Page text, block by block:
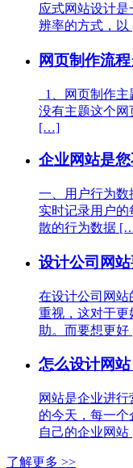
应式网站设计
辨率的方式，
网页制作流
1、网页制作
没有主题这个
[…]
企业网站是
一、用户行为数
实时记录用户
散的行为数据
设计公司网
在设计公司网
重视，这对于
助。而要想更
怎么设计网
网站是企业进
的今天，每一
自己的企业网
了解更多 >>